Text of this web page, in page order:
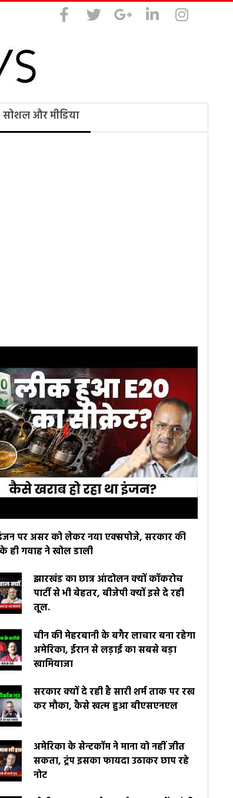
सोशल और मीडिया
पर असर को लेकर नया एक्सपोजे, सरकार की
ही गवाह ने खोल डाली
झारखंड का छात्र आंदोलन क्यों कॉकरोच
पार्टी से भी बेहतर, बीजेपी क्यों इसे दे रही
तूल.
चीन की मेहरबानी के बगैर लाचार बना रहेगा
अमेरिका, ईरान से लड़ाई का सबसे बड़ा
खामियाजा
सरकार क्यों दे रही है सारी शर्म ताक पर रख
कर मौका, कैसे खत्म हुआ बीएसएनएल
अमेरिका के सेन्टकॉम ने माना वो नहीं जीत
सकता, ट्रंप इसका फायदा उठाकर छाप रहे
नोट